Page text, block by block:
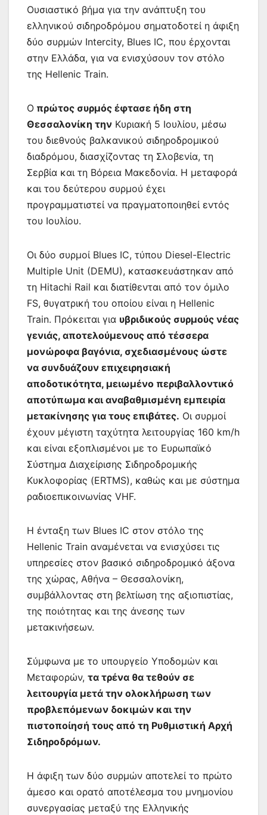
Ουσιαστικό βήμα για την ανάπτυξη του
ελληνικού σιδηροδρόμου σηματοδοτεί η άφιξη
δύο συρμών Intercity, Blues IC, που έρχονται
στην Ελλάδα, για να ενισχύσουν τον στόλο
της Hellenic Train.
Ο πρώτος συρμός έφτασε ήδη στη
Θεσσαλονίκη την Κυριακή 5 Ιουλίου, μέσω
του διεθνούς βαλκανικού σιδηροδρομικού
διαδρόμου, διασχίζοντας τη Σλοβενία, τη
Σερβία και τη Βόρεια Μακεδονία. Η μεταφορά
και του δεύτερου συρμού έχει
προγραμματιστεί να πραγματοποιηθεί εντός
του Ιουλίου.
Οι δύο συρμοί Blues IC, τύπου Diesel-Electric
Multiple Unit (DEMU), κατασκευάστηκαν από
τη Hitachi Rail και διατίθενται από τον όμιλο
FS, θυγατρική του οποίου είναι η Hellenic
Train. Πρόκειται για υβριδικούς συρμούς νέας
γενιάς, αποτελούμενους από τέσσερα
μονώροφα βαγόνια, σχεδιασμένους ώστε
να συνδυάζουν επιχειρησιακή
αποδοτικότητα, μειωμένο περιβαλλοντικό
αποτύπωμα και αναβαθμισμένη εμπειρία
μετακίνησης για τους επιβάτες. Οι συρμοί
έχουν μέγιστη ταχύτητα λειτουργίας 160 km/h
και είναι εξοπλισμένοι με το Ευρωπαϊκό
Σύστημα Διαχείρισης Σιδηροδρομικής
Κυκλοφορίας (ERTMS), καθώς και με σύστημα
ραδιοεπικοινωνίας VHF.
Η ένταξη των Blues IC στον στόλο της
Hellenic Train αναμένεται να ενισχύσει τις
υπηρεσίες στον βασικό σιδηροδρομικό άξονα
της χώρας, Αθήνα – Θεσσαλονίκη,
συμβάλλοντας στη βελτίωση της αξιοπιστίας,
της ποιότητας και της άνεσης των
μετακινήσεων.
Σύμφωνα με το υπουργείο Υποδομών και
Μεταφορών, τα τρένα θα τεθούν σε
λειτουργία μετά την ολοκλήρωση των
προβλεπόμενων δοκιμών και την
πιστοποίησή τους από τη Ρυθμιστική Αρχή
Σιδηροδρόμων.
Η άφιξη των δύο συρμών αποτελεί το πρώτο
άμεσο και ορατό αποτέλεσμα του μνημονίου
συνεργασίας μεταξύ της Ελληνικής